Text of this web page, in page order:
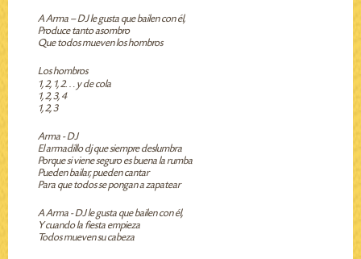
A Arma – DJ le gusta que bailen con él,
Produce tanto asombro
Que todos mueven los hombros
Los hombros
1, 2, 1, 2… y de cola
1, 2, 3, 4
1, 2, 3
Arma - DJ
El armadillo dj que siempre deslumbra
Porque si viene seguro es buena la rumba
Pueden bailar, pueden cantar
Para que todos se pongan a zapatear
A Arma - DJ le gusta que bailen con él,
Y cuando la fiesta empieza
Todos mueven su cabeza